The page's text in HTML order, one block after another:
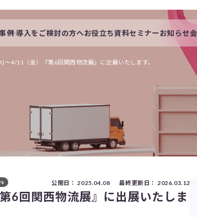
例導入をご検討の方へお役立ち資料セミナーお知らせ
会社概
私たち
採用情
～4/11（金）『第6回関西物流展』に出展いたします。
公開日： 2025.04.08 最終更新日： 2026.03.12
6回関西物流展』に出展いたしま